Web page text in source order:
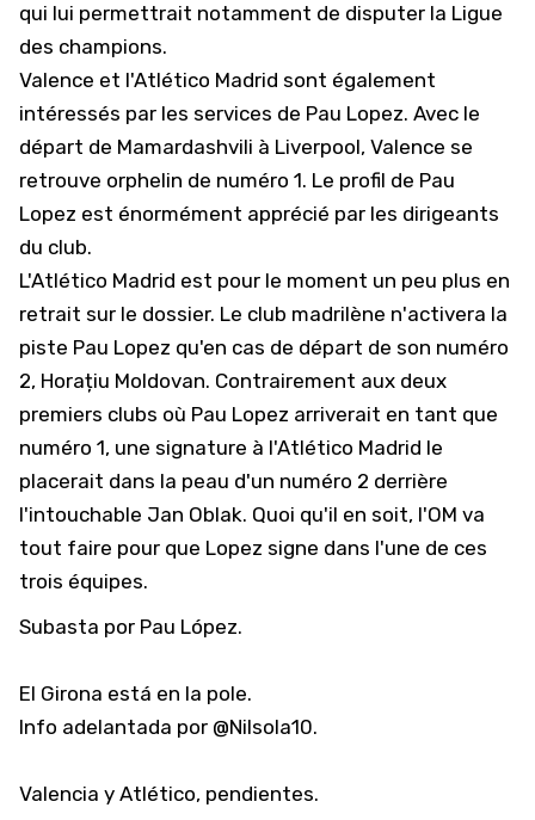
qui lui permettrait notamment de disputer la Ligue
des champions.
Valence et l'Atlético Madrid sont également
intéressés par les services de Pau Lopez. Avec le
départ de Mamardashvili à Liverpool, Valence se
retrouve orphelin de numéro 1. Le profil de Pau
Lopez est énormément apprécié par les dirigeants
du club.
L'Atlético Madrid est pour le moment un peu plus en
retrait sur le dossier. Le club madrilène n'activera la
piste Pau Lopez qu'en cas de départ de son numéro
2, Horațiu Moldovan. Contrairement aux deux
premiers clubs où Pau Lopez arriverait en tant que
numéro 1, une signature à l'Atlético Madrid le
placerait dans la peau d'un numéro 2 derrière
l'intouchable Jan Oblak. Quoi qu'il en soit, l'OM va
tout faire pour que Lopez signe dans l'une de ces
trois équipes.
Subasta por Pau López.
El Girona está en la pole.
Info adelantada por @Nilsola10.
Valencia y Atlético, pendientes.